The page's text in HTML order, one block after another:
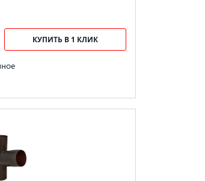
КУПИТЬ В 1 КЛИК